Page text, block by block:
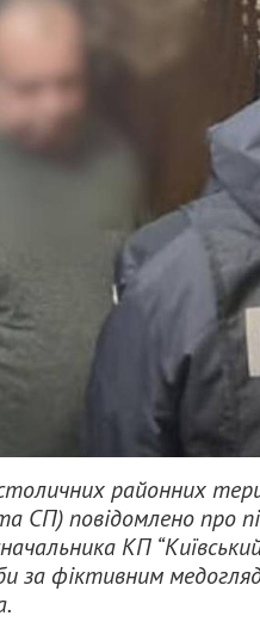
районних
СП) повідомлено про
КП
за фіктивним